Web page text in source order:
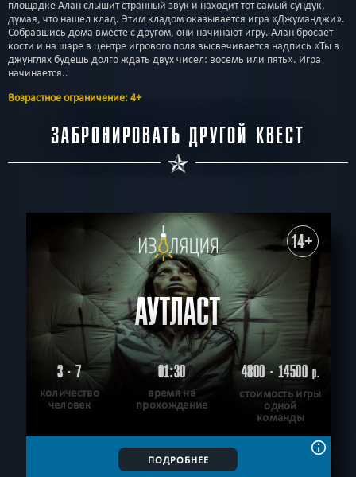
площадке Алан слышит странный звук и находит тот самый сундук,
думая, что нашел клад. Этим кладом оказывается игра «Джуманджи».
Собравшись дома вместе с другом, они начинают игру. Алан бросает
кости и на шаре в центре игрового поля высвечивается надпись «Ты в
джунглях будешь долго ждать двух чисел: восемь или пять». Игра
начинается..
Возрастное ограничение: 4+
ЗАБРОНИРОВАТЬ ДРУГОЙ КВЕСТ
14+
АУТЛАСТ
3 - 7
количество
человек
01:30
время на
прохождение
4800 - 14500р.
стоимость игры
одной
команды
ПОДРОБНЕЕ